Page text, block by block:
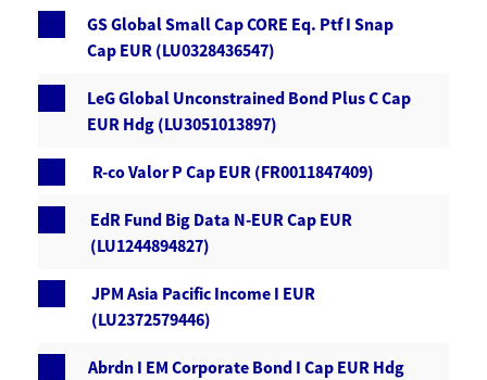
GS Global Small Cap CORE Eq. Ptf I Snap
Cap EUR (LU0328436547)
LeG Global Unconstrained Bond Plus C Cap
EUR Hdg (LU3051013897)
R-co Valor P Cap EUR (FR0011847409)
EdR Fund Big Data N-EUR Cap EUR
(LU1244894827)
JPM Asia Pacific Income I EUR
(LU2372579446)
Abrdn I EM Corporate Bond I Cap EUR Hdg